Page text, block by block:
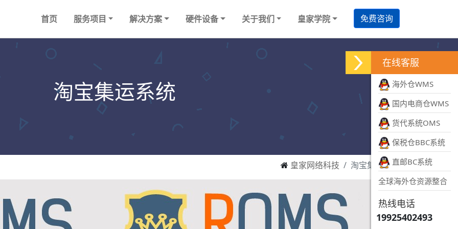
首页 服务项目 解决方案 硬件设备 关于我们 皇家学院 免费咨询
淘宝集运系统
皇家网络科技 淘宝集运系统
在线客服
海外仓WMS
国内电商仓WMS
货代系统OMS
保税仓BBC系统
直邮BC系统
全球海外仓资源整合
热线电话
19925402493